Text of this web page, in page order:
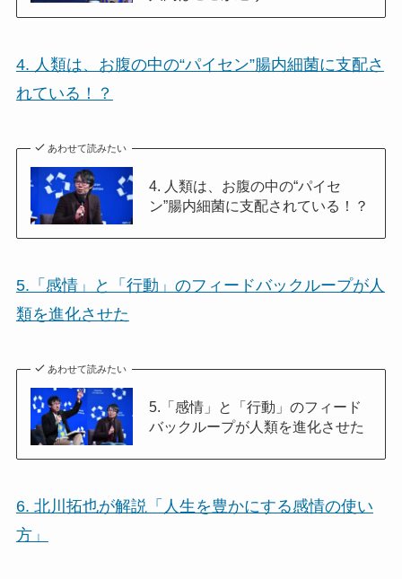
4. 人類は、お腹の中の“パイセン”腸内細菌に支配さ
れている！？
あわせて読みたい
4. 人類は、お腹の中の“パイセ
ン”腸内細菌に支配されている！？
5.「感情」と「行動」のフィードバックループが人
類を進化させた
あわせて読みたい
5.「感情」と「行動」のフィード
バックループが人類を進化させた
6. 北川拓也が解説「人生を豊かにする感情の使い
方」